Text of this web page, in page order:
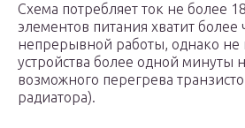
Схема потребляет ток не более
элементов питания хватит более
непрерывной работы, однако не
устройства более одной минуты
возможного перегрева
радиатора).